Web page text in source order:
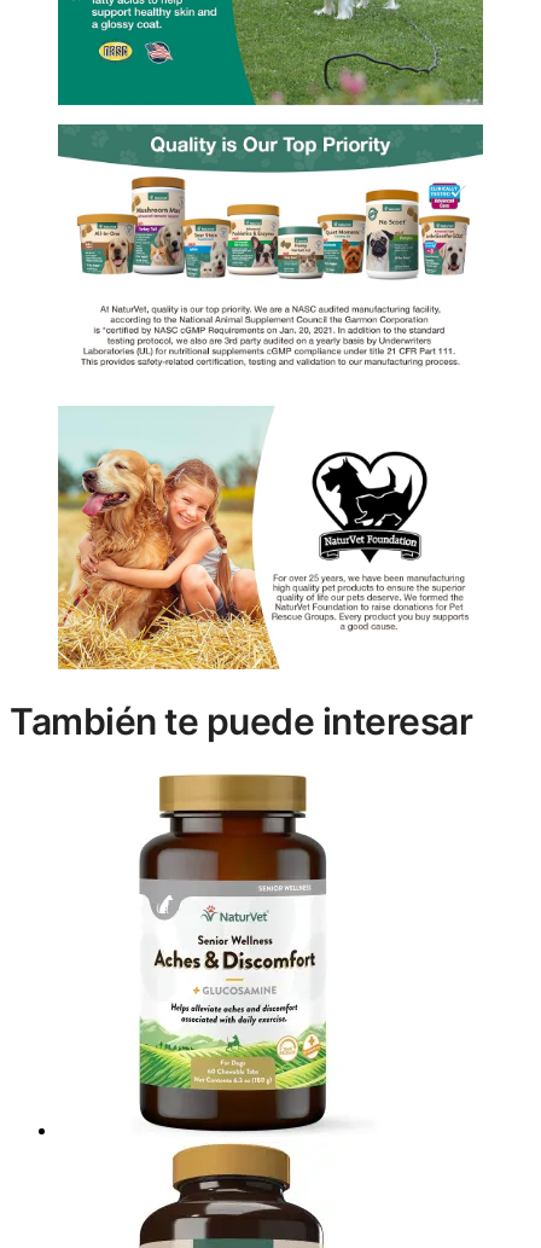
También te puede interesar